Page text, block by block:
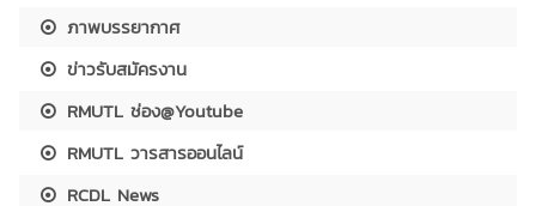
ภาพบรรยากาศ
ข่าวรับสมัครงาน
RMUTL ช่อง@Youtube
RMUTL วารสารออนไลน์
RCDL News